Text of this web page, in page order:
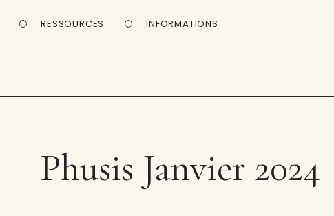
RESSOURCES INFORMATIONS
Phusis Janvier 2024